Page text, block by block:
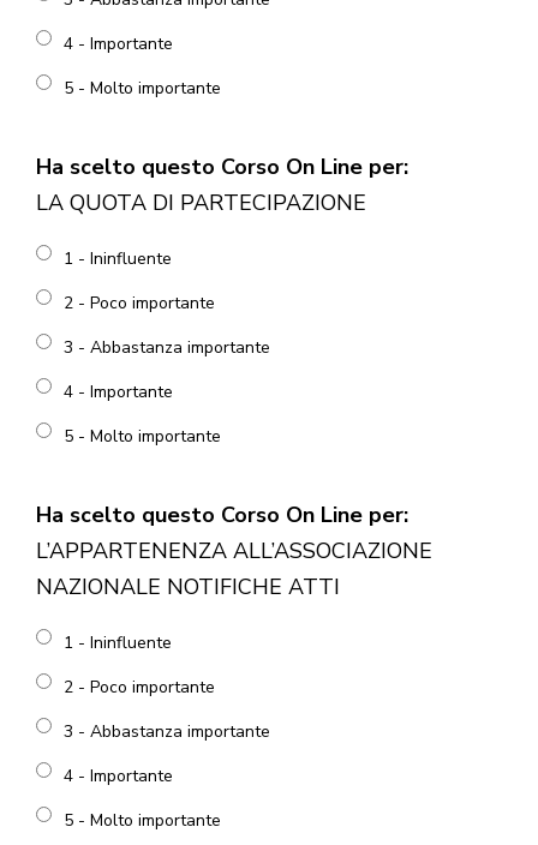
4 - Importante
5 - Molto importante
Ha scelto questo Corso On Line per:
LA QUOTA DI PARTECIPAZIONE
1 - Ininfluente
2 - Poco importante
3 - Abbastanza importante
4 - Importante
5 - Molto importante
Ha scelto questo Corso On Line per:
L’APPARTENENZA ALL’ASSOCIAZIONE
NAZIONALE NOTIFICHE ATTI
1 - Ininfluente
2 - Poco importante
3 - Abbastanza importante
4 - Importante
5 - Molto importante